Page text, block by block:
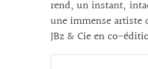
rend, un instant,
une immense artiste
JBz & Cie en co-